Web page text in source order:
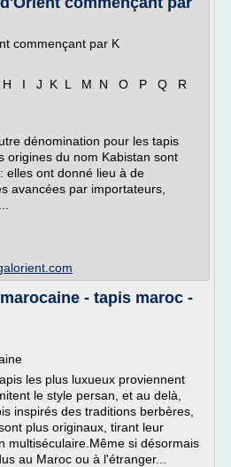
commençant par K
I J K L M N O P Q R
dénomination pour les tapis
origines du nom Kabistan sont
elles ont donné lieu à de
avancées par importateurs,
- tapis maroc -
les plus luxueux proviennent
le style persan, et au delà,
inspirés des traditions berbères,
plus originaux, tirant leur
multiséculaire.Même si désormais
au Maroc ou à l'étranger...